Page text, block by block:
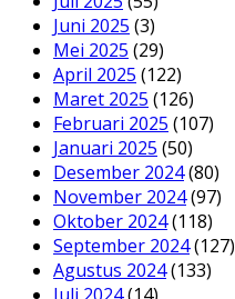
Juni 2025 (3)
Mei 2025 (29)
April 2025 (122)
Maret 2025 (126)
Februari 2025 (107)
Januari 2025 (50)
Desember 2024(80)
November 2024(97)
Oktober 2024(118)
September 2024(127)
Agustus 2024(133)